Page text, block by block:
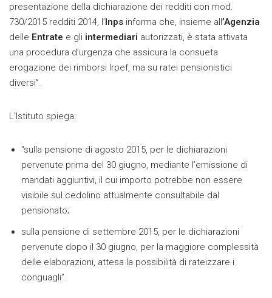
presentazione della dichiarazione dei redditi con mod.
730/2015 redditi 2014, l’Inps informa che, insieme all’Agenzia
delle Entrate e gli intermediari autorizzati, è stata attivata
una procedura d’urgenza che assicura la consueta
erogazione dei rimborsi Irpef, ma su ratei pensionistici
diversi”.
L’Istituto spiega:
“sulla pensione di agosto 2015, per le dichiarazioni
pervenute prima del 30 giugno, mediante l’emissione di
mandati aggiuntivi, il cui importo potrebbe non essere
visibile sul cedolino attualmente consultabile dal
pensionato;
sulla pensione di settembre 2015, per le dichiarazioni
pervenute dopo il 30 giugno, per la maggiore complessità
delle elaborazioni, attesa la possibilità di rateizzare i
conguagli”.